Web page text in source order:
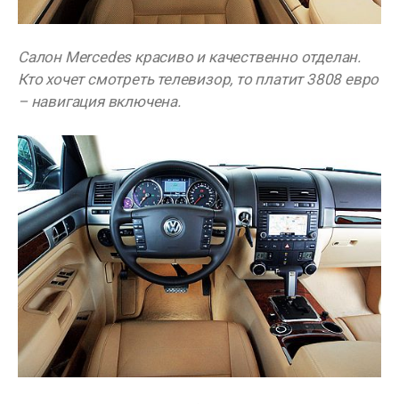
Салон Mercedes красиво и качественно отделан.
Кто хочет смотреть телевизор, то платит 3808 евро
– навигация включена.